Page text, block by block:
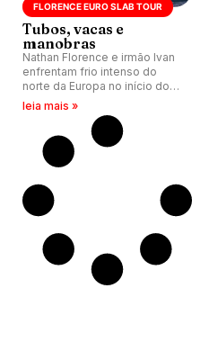
FLORENCE EURO SLAB TOUR
Tubos, vacas e
manobras
Nathan Florence e irmão Ivan
enfrentam frio intenso do
norte da Europa no início do
Euro Slab Tour 2024.
leia mais »